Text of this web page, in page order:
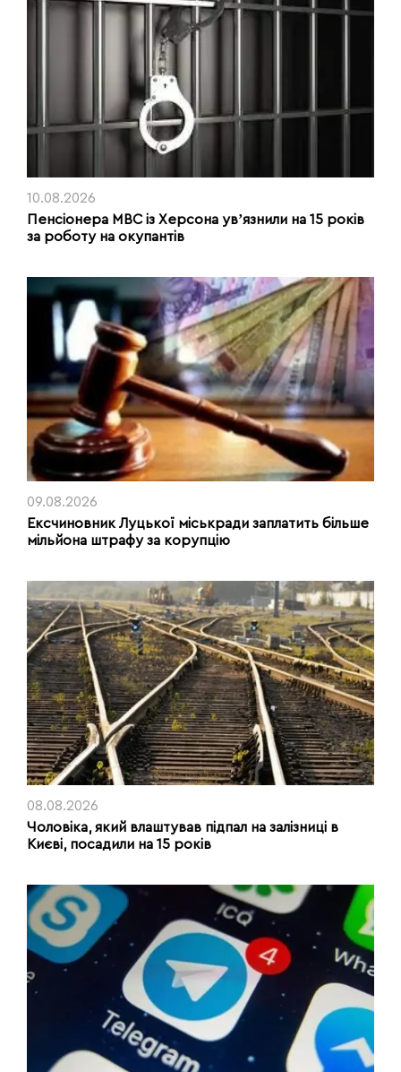
10.08.2026
Пенсіонера МВС із Херсона увʼязнили на 15 років
за роботу на окупантів
09.08.2026
Ексчиновник Луцької міськради заплатить більше
мільйона штрафу за корупцію
08.08.2026
Чоловіка, який влаштував підпал на залізниці в
Києві, посадили на 15 років